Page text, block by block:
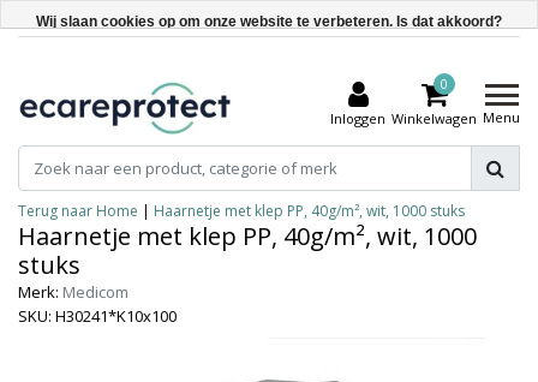
Inloggen
0
Winkelwagen Menu
Terug naar Home | Haarnetje met klep PP, 40g/m², wit, 1000 stuks
Haarnetje met klep PP, 40g/m², wit, 1000
stuks
Merk: Medicom
SKU: H30241*K10x100
Wij slaan cookies op om onze website te verbeteren. Is dat akkoord?